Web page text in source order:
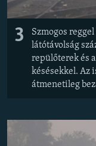
3
Szmogos
látótávolság
repülőterek és
késésekkel. Az
átmenetileg